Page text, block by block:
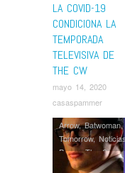
LA COVID-19
CONDICIONA LA
TEMPORADA
TELEVISIVA DE
THE CW
mayo 14, 2020
casaspammer
Arrow,Batwoman,
Tomorrow,Noticias
Purge,The Sinner